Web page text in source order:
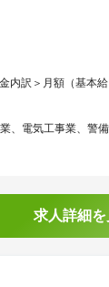
内訳＞月額（基本
、電気工事業、警
求人詳細を